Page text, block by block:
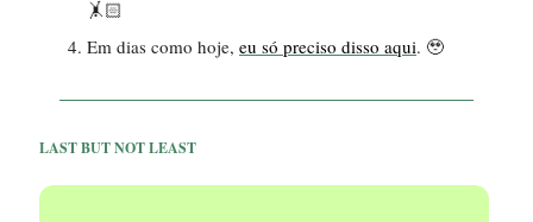
🤸🏻
Em dias como hoje, eu só preciso disso aqui. 🥹
LAST BUT NOT LEAST